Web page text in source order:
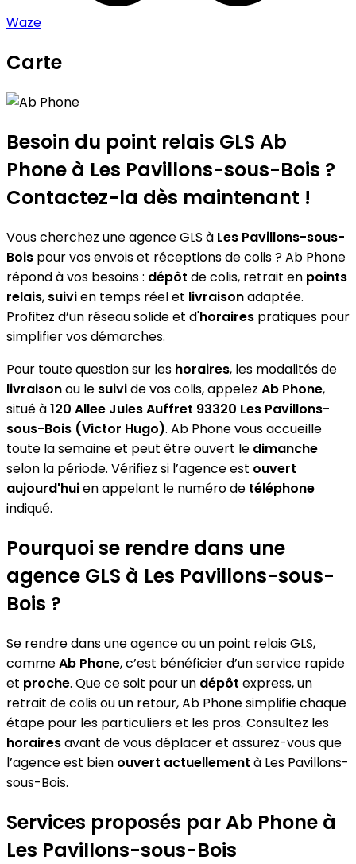
Waze
Carte
+
−
Besoin du point relais GLS Ab
Phone à Les Pavillons-sous-Bois ?
Contactez-la dès maintenant !
Vous cherchez une agence GLS à Les Pavillons-sous-
Bois pour vos envois et réceptions de colis ? Ab Phone
répond à vos besoins : dépôt de colis, retrait en points
relais, suivien temps réel et livraisonadaptée.
Profitez d’un réseau solide et d'horaires pratiques pour
simplifier vos démarches.
Pour toute question sur les horaires, les modalités de
livraisonou le suivide vos colis, appelez Ab Phone,
situé à120 Allee Jules Auffret 93320 Les Pavillons-
sous-Bois (Victor Hugo). Ab Phone vous accueille
toute la semaine et peut être ouvert le dimanche
selon la période. Vérifiez si l’agence est ouvert
aujourd'huien appelant le numéro de téléphone
indiqué.
Pourquoi se rendre dans une
agence GLS à Les Pavillons-sous-
Bois ?
Se rendre dans une agence ou un point relais GLS,
commeAb Phone, c’est bénéficier d’un service rapide
et proche. Que ce soit pour un dépôt express, un
retrait de colis ou un retour, Ab Phone simplifie chaque
étape pour les particuliers et les pros. Consultez les
horairesavant de vous déplacer et assurez-vous que
l’agence est bien ouvert actuellement à Les Pavillons-
sous-Bois.
Services proposés par Ab Phone à
Les Pavillons-sous-Bois